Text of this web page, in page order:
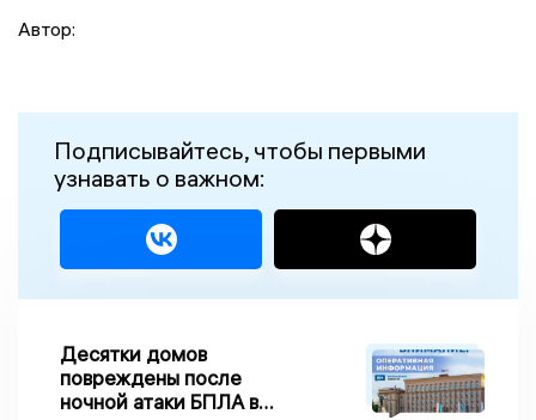
Автор:
Подписывайтесь, чтобы первыми
узнавать о важном:
Десятки домов
повреждены после
ночной атаки БПЛА в